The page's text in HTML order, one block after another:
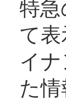
特
て
イ
た